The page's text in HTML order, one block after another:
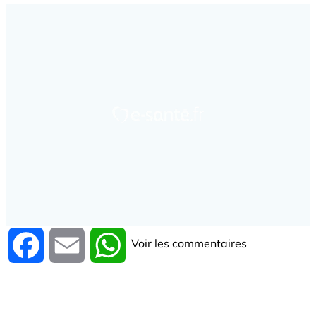
Facebook Email WhatsApp
Voir les commentaires